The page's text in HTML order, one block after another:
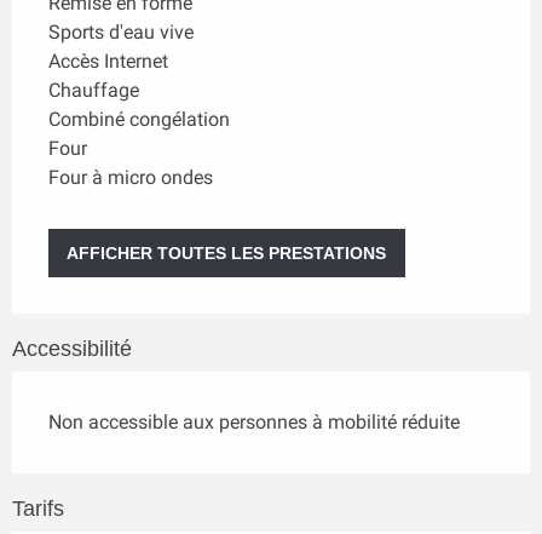
Sports d'eau vive
Accès Internet
Chauffage
Combiné congélation
Four
Four à micro ondes
AFFICHER TOUTES LES PRESTATIONS
Accessibilité
Non accessible aux personnes à mobilité réduite
Tarifs